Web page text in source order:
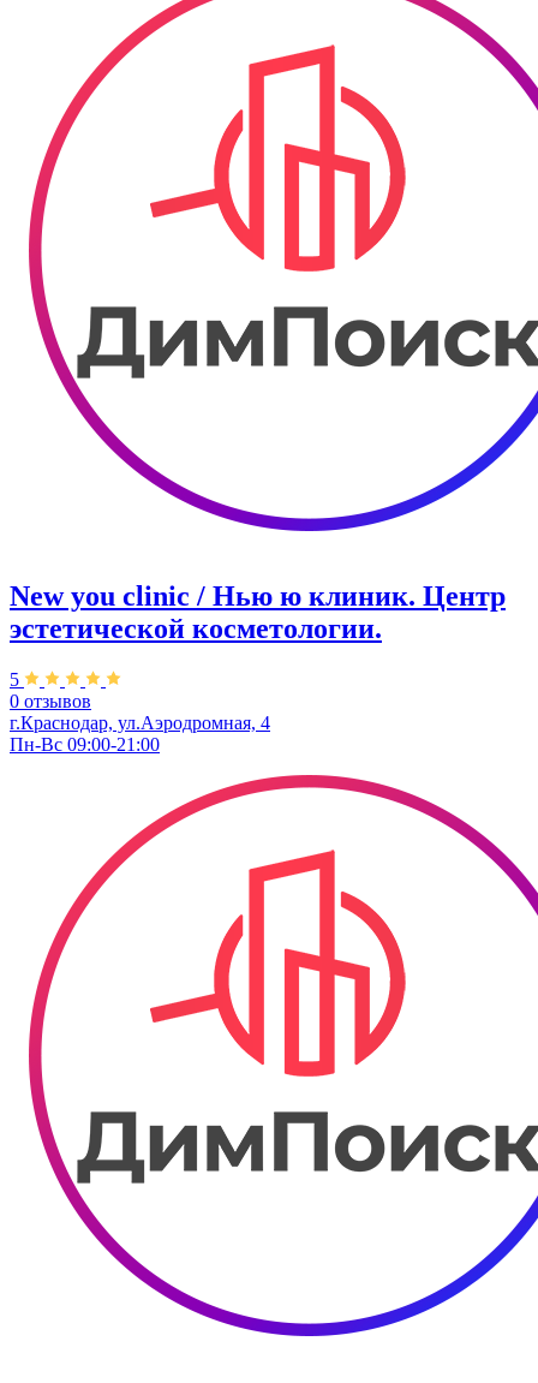
New you clinic / Нью ю клиник. ​Центр
эстетической косметологии.
5
0 отзывов
г.Краснодар, ул.Аэродромная, 4
Пн-Вс 09:00-21:00